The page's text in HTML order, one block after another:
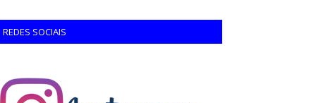
REDES SOCIAIS